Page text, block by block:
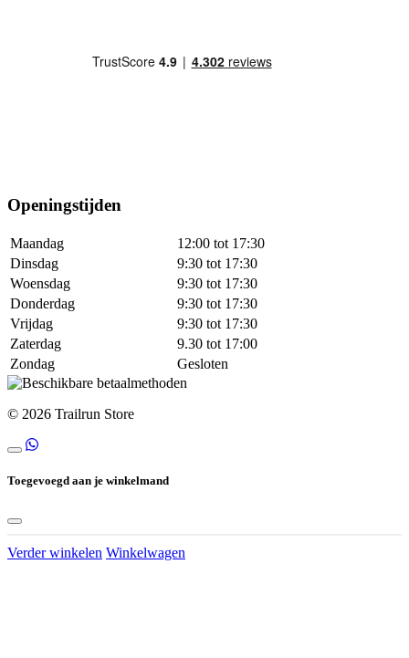
Openingstijden
Maandag
12:00 tot 17:30
Dinsdag
9:30 tot 17:30
Woensdag
9:30 tot 17:30
Donderdag
9:30 tot 17:30
Vrijdag
9:30 tot 17:30
Zaterdag
9.30 tot 17:00
Zondag
Gesloten
© 2026 Trailrun Store
Toegevoegd aan je winkelmand
Verder winkelen Winkelwagen